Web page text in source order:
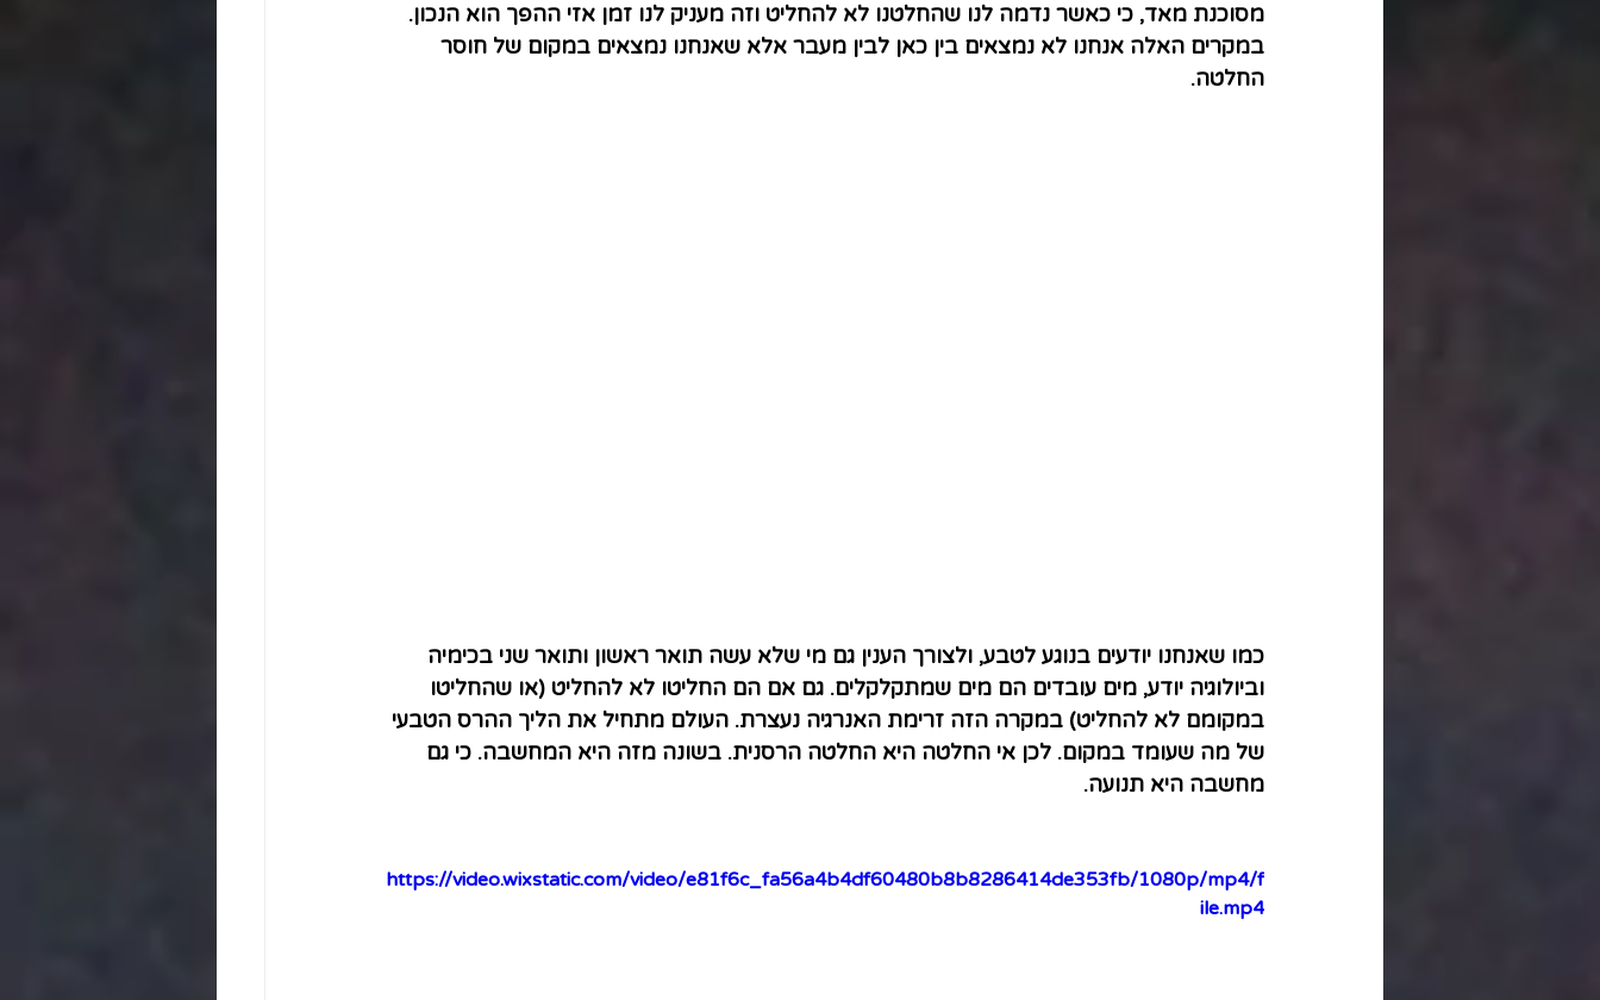
מסוכנת מאד, כי כאשר נדמה לנו שהחלטנו לא להחליט וזה מעניק לנו זמן אזי ההפך הוא הנכון.
במקרים האלה אנחנו לא נמצאים בין כאן לבין מעבר אלא שאנחנו נמצאים במקום של חוסר
החלטה.
כמו שאנחנו יודעים בנוגע לטבע, ולצורך הענין גם מי שלא עשה תואר ראשון ותואר שני בכימיה
וביולוגיה יודע, מים עובדים הם מים שמתקלקלים. גם אם הם החליטו לא להחליט (או שהחליטו
במקומם לא להחליט) במקרה הזה זרימת האנרגיה נעצרת. העולם מתחיל את הליך ההרס הטבעי
של מה שעומד במקום. לכן אי החלטה היא החלטה הרסנית. בשונה מזה היא המחשבה. כי גם
מחשבה היא תנועה.
https://video.wixstatic.com/video/e81f6c_fa56a4b4df60480b8b8286414de353fb/1080p/mp4/f
ile.mp4